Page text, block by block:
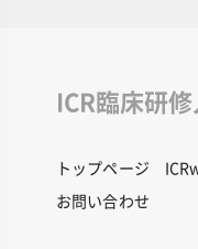
ICR臨床研
トップページ
お問い合わせ